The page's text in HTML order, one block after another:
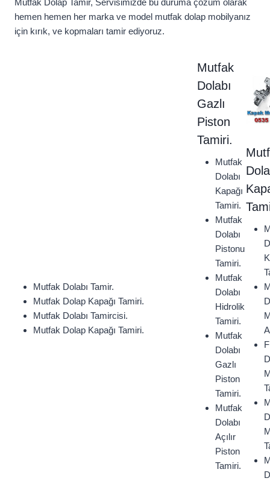
Mutfak Dolap Tamir, Servisimizde bu duruma çözüm olarak
hemen hemen her marka ve model mutfak dolap mobilyanız
için kırık, ve kopmaları tamir ediyoruz.
Mutfak Dolabı Tamir.
Mutfak Dolap Kapağı Tamiri.
Mutfak Dolabı Tamircisi.
Mutfak Dolap Kapağı Tamiri.
Mutfak
Dolabı
Gazlı
Piston
Tamiri.
Mutfak
Dolabı
Kapağı
Tamiri.
Mutfak
Dolabı
Pistonu
Tamiri.
Mutfak
Dolabı
Hidrolik
Tamiri.
Mutfak
Dolabı
Gazlı
Piston
Tamiri.
Mutfak
Dolabı
Açılır
Piston
Tamiri.